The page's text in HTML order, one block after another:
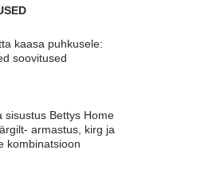
kaasa puhkusele:
soovitused
sisustus Bettys Home
armastus, kirg ja
kombinatsioon